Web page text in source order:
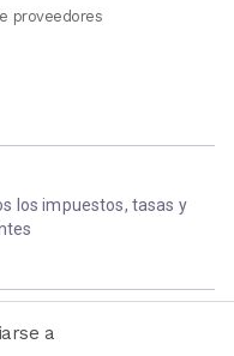
proveedores
los impuestos, tasas y
a